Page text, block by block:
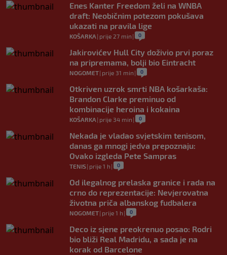
Enes Kanter Freedom želi na WNBA
draft: Neobičnim potezom pokušava
ukazati na pravila lige
KOŠARKA | prije 27 min | 0
Jakirovićev Hull City doživio prvi poraz
na pripremama, bolji bio Eintracht
NOGOMET| prije 31 min | 0
Otkriven uzrok smrti NBA košarkaša:
Brandon Clarke preminuo od
kombinacije heroina i kokaina
KOŠARKA | prije 34 min | 0
Nekada je vladao svjetskim tenisom,
danas ga mnogi jedva prepoznaju:
Ovako izgleda Pete Sampras
TENIS| prije 1 h | 0
Od ilegalnog prelaska granice i rada na
crno do reprezentacije: Nevjerovatna
životna priča albanskog fudbalera
NOGOMET| prije 1 h | 0
Deco iz sjene preokrenuo posao: Rodri
bio bliži Real Madridu, a sada je na
korak od Barcelone